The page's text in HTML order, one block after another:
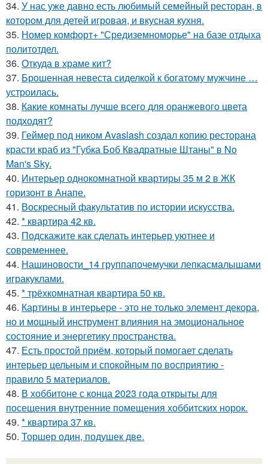
34. У нас уже давно есть любимый семейный ресторан, в
котором для детей игровая, и вкусная кухня.
35. Номер комфорт+ "Средиземноморье" на базе отдыха
политотдел.
36. Откуда в храме кит?
37. Брошенная невеста сиделкой к богатому мужчине …
устроилась.
38. Какие комнаты лучше всего для оранжевого цвета
подходят?
39. Геймер под ником Avaslash создал копию ресторана
красти краб из "Губка Боб Квадратные Штаны" в No
Man's Sky.
40. Интерьер однокомнатной квартиры 35 м 2 в ЖК
горизонт в Анапе.
41. Воскресный факультатив по истории искусства.
42. * квартира 42 кв.
43. Подскажите как сделать интерьер уютнее и
современнее.
44. Нашиновости_14 группапочемучки лепкасмалышами
игракуклами.
45. * трёхкомнатная квартира 50 кв.
46. Картины в интерьере - это не только элемент декора,
но и мощный инструмент влияния на эмоциональное
состояние и энергетику пространства.
47. Есть простой приём, который помогает сделать
интерьер цельным и спокойным по восприятию -
правило 5 материалов.
48. В хоббитоне с конца 2023 года открыты для
посещения внутренние помещения хоббитских норок.
49. * квартира 37 кв.
50. Торшер один, подушек две.